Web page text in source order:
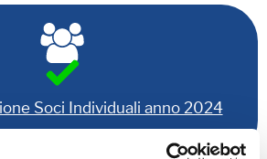
Soci Individuali anno 2024